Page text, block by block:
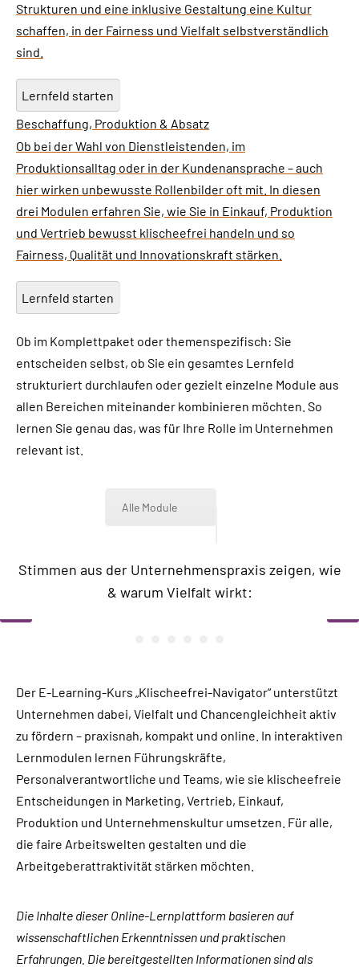
Strukturen und eine inklusive Gestaltung eine Kultur
schaffen, in der Fairness und Vielfalt selbstverständlich
sind.
Lernfeld starten
Beschaffung, Produktion & Absatz
Ob bei der Wahl von Dienstleistenden, im
Produktionsalltag oder in der Kundenansprache – auch
hier wirken unbewusste Rollenbilder oft mit. In diesen
drei Modulen erfahren Sie, wie Sie in Einkauf, Produktion
und Vertrieb bewusst klischeefrei handeln und so
Fairness, Qualität und Innovationskraft stärken.
Lernfeld starten
Ob im Komplettpaket oder themenspezifisch: Sie
entscheiden selbst, ob Sie ein gesamtes Lernfeld
strukturiert durchlaufen oder gezielt einzelne Module aus
allen Bereichen miteinander kombinieren möchten. So
lernen Sie genau das, was für Ihre Rolle im Unternehmen
relevant ist.
Alle Module
Stimmen aus der Unternehmenspraxis zeigen, wie
& warum Vielfalt wirkt:
Auswirkungen
Zukunftssicherheit
Gesellschaft
Steigerung von
Innovation
Gewinn und Sicherung
Fachkräften
Wettbewerbsvorteile
Der E-Learning-Kurs „Klischeefrei-Navigator“ unterstützt
Unternehmen dabei, Vielfalt und Chancengleichheit aktiv
zu fördern – praxisnah, kompakt und online. In interaktiven
Lernmodulen lernen Führungskräfte,
Personalverantwortliche und Teams, wie sie klischeefreie
Entscheidungen in Marketing, Vertrieb, Einkauf,
Produktion und Unternehmenskultur umsetzen. Für alle,
die faire Arbeitswelten gestalten und die
Arbeitgeberattraktivität stärken möchten.
Die Inhalte dieser Online-Lernplattform basieren auf
wissenschaftlichen Erkenntnissen und praktischen
Erfahrungen. Die bereitgestellten Informationen sind als